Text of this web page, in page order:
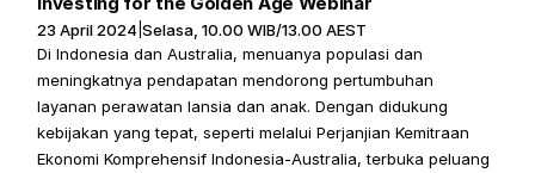
23 April 2024 |Selasa, 10.00 WIB/13.00 AEST
Di Indonesia dan Australia, menuanya populasi dan
meningkatnya pendapatan mendorong pertumbuhan
layanan perawatan lansia dan anak. Dengan didukung
kebijakan yang tepat, seperti melalui Perjanjian Kemitraan
Ekonomi Komprehensif Indonesia-Australia, terbuka peluang